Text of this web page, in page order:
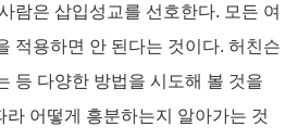
람은 삽입성교를 선호한다. 모든 여
적용하면 안 된다는 것이다. 허친슨
등 다양한 방법을 시도해 볼 것을
라 어떻게 흥분하는지 알아가는 것